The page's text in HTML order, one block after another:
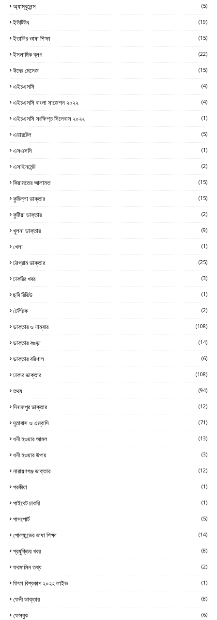
অ্যাম্বুলেন্স (5)
ইউটিউব (19)
ইতালির ভাষা শিক্ষা (15)
ইসলামিক ব্লগ (22)
ঈদের মেসেজ (15)
এইচএসসি (4)
এইচএসসি বাংলা সাজেশন ২০২২ (4)
এইচএসসি সংক্ষিপ্ত সিলেবাস ২০২২ (1)
এয়ারটেল (5)
এসএসসি (1)
এসাইনমেন্ট (2)
কিয়ামতের আলামত (15)
কুমিল্লা ডাক্তার (15)
কুষ্টিয়া ডাক্তার (2)
খুলনা ডাক্তার (9)
খেলা (1)
চট্টগ্রাম ডাক্তার (25)
চাকরির খবর (3)
ছবি রিভিউ (1)
টেলিটক (2)
ডাক্তার ও নাম্বার (108)
ডাক্তার বগুড়া (14)
ডাক্তার বরিশাল (6)
ঢাকার ডাক্তার (108)
তথ্য (94)
দিনাজপুর ডাক্তার (12)
দূতাবাস ও এম্বাসি (71)
ধনী হওয়ার আমল (13)
ধনী হওয়ার উপায় (3)
নারায়ণগঞ্জ ডাক্তার (12)
পরকীয়া (1)
পাইবেট চাকরি (1)
পাসপোর্ট (5)
পোল্যান্ডের ভাষা শিক্ষা (14)
প্রযুক্তির খবর (8)
ফরমালিন তথ্য (2)
ফিফা বিশ্বকাপ ২০২২ লাইভ (1)
ফেনী ডাক্তার (8)
ফেসবুক (6)